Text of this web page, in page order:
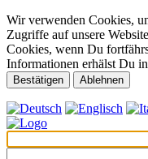
Wir verwenden Cookies,
Zugriffe auf unsere
Cookies, wenn Du
Informationen erhälst Du
Bestätigen Ablehnen